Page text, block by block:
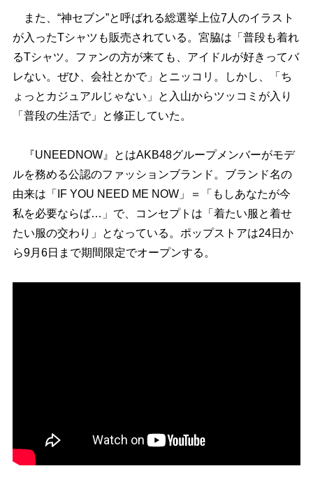
また、“神セブン”と呼ばれる総選挙上位7人のイラスト
が入ったTシャツも販売されている。宮脇は「普段も着れ
るTシャツ。ファンの方が来ても、アイドルが好きってバ
レない。ぜひ、会社とかで」とニッコリ。しかし、「ち
ょっとカジュアルじゃない」と入山からツッコミが入り
「普段の生活で」と修正していた。
『UNEEDNOW』とはAKB48グループメンバーがモデ
ルを務める公認のファッションブランド。ブランド名の
由来は「IF YOU NEED ME NOW」＝「もしあなたが今
私を必要ならば…」で、コンセプトは「着たい服と着せ
たい服の交わり」となっている。ポップストアは24日か
ら9月6日まで期間限定でオープンする。